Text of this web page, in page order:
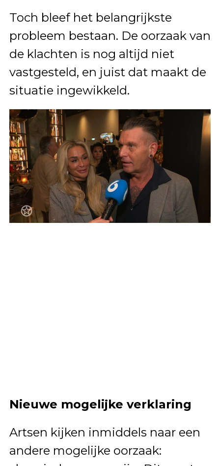
Toch bleef het belangrijkste
probleem bestaan. De oorzaak van
de klachten is nog altijd niet
vastgesteld, en juist dat maakt de
situatie ingewikkeld.
Nieuwe mogelijke verklaring
Artsen kijken inmiddels naar een
andere mogelijke oorzaak: